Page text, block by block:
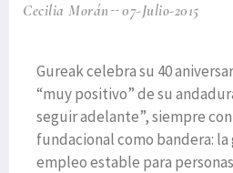
Cecilia Morán 07-Julio-2015
Gureak celebra su 40
“muy positivo” de su
seguir adelante”, siempre
fundacional como bandera: la
empleo estable para